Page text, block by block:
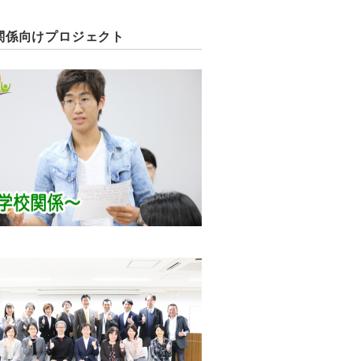
係向けプロジェクト